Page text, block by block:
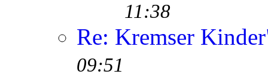
11:38
Re: Kremser
09:51